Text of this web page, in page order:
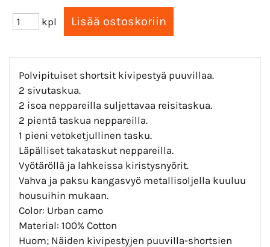
kpl
Polvipituiset shortsit kivipestyä puuvillaa.
2 sivutaskua.
2 isoa neppareilla suljettavaa reisitaskua.
2 pientä taskua neppareilla.
1 pieni vetoketjullinen tasku.
Läpälliset takataskut neppareilla.
Vyötäröllä ja lahkeissa kiristysnyörit.
Vahva ja paksu kangasvyö metallisoljella kuuluu
housuihin mukaan.
Color: Urban camo
Material: 100% Cotton
Huom; Näiden kivipestyjen puuvilla-shortsien